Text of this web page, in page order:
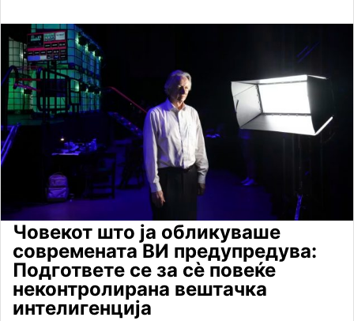
Човекот што ја обликуваше
современата ВИ предупредува:
Подгответе се за сè повеќе
неконтролирана вештачка
интелигенција